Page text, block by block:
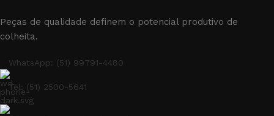
Peças de qualidade definem o potencial produtivo de
colheita.
WhatsApp: (51) 99791-4480
Tel: (51) 2500-5641